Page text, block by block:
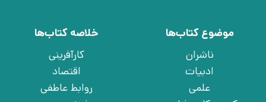
موضوع کتاب‌ها
ناشران
ادبیات
علمی
خلاصه کتاب‌ها
کارآفرینی
اقتصاد
روابط عاطفی